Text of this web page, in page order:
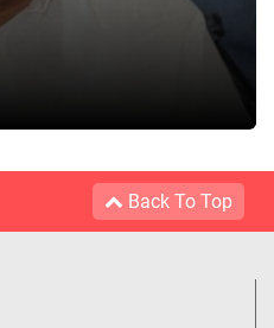
Back To Top